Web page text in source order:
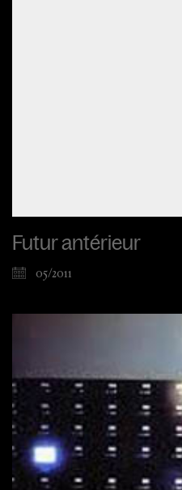
Futur antérieur
05/2011